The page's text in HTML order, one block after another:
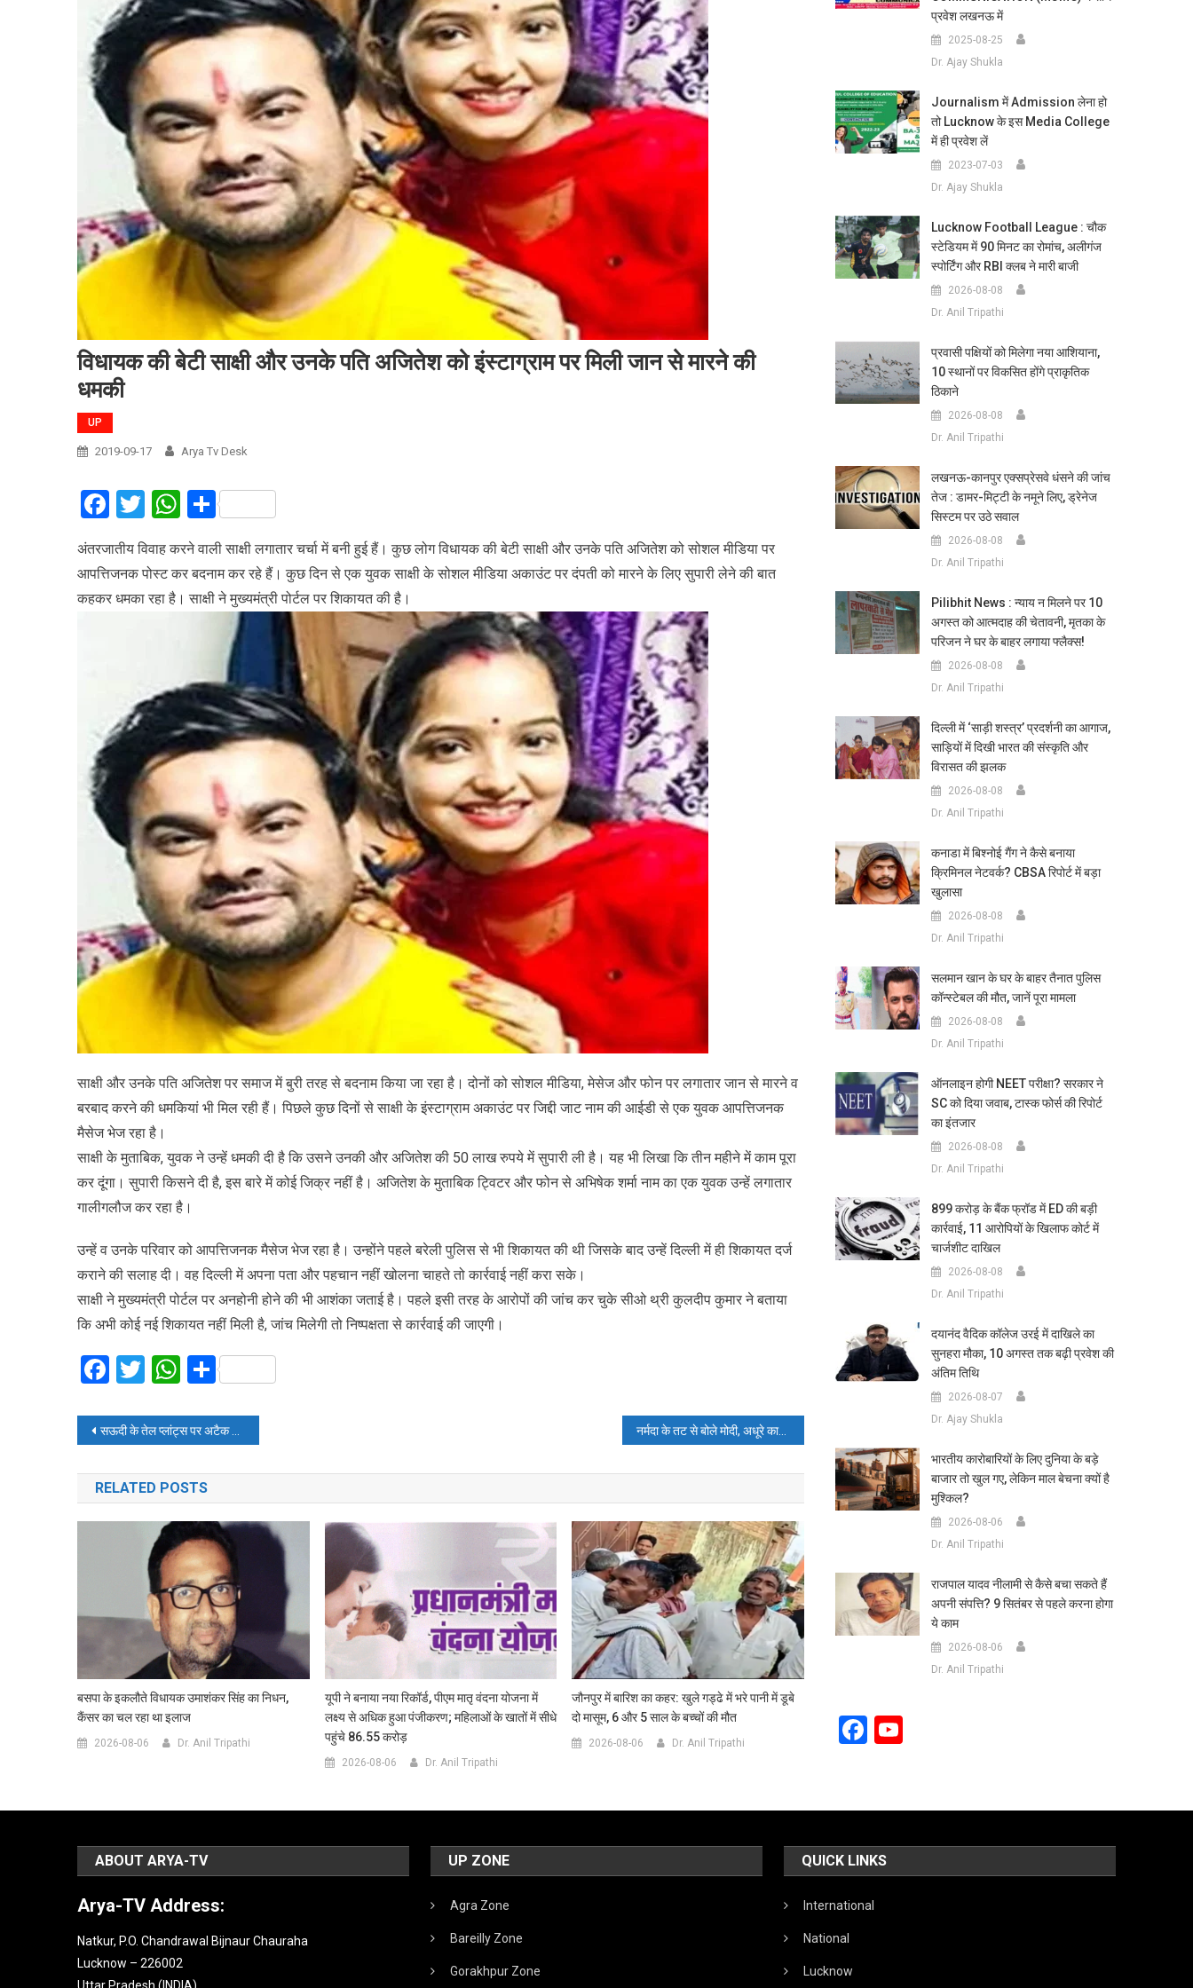
विधायक की बेटी साक्षी और उनके पति अजितेश को इंस्टाग्राम पर मिली जान से मारने की
धमकी
UP
2019-09-17 Arya Tv Desk
Facebook
TwitterWhatsApp
Share
अंतरजातीय विवाह करने वाली साक्षी लगातार चर्चा में बनी हुई हैं। कुछ लोग विधायक की बेटी साक्षी और उनके पति अजितेश को सोशल मीडिया पर
आपत्तिजनक पोस्ट कर बदनाम कर रहे हैं। कुछ दिन से एक युवक साक्षी के सोशल मीडिया अकाउंट पर दंपती को मारने के लिए सुपारी लेने की बात
कहकर धमका रहा है। साक्षी ने मुख्यमंत्री पोर्टल पर शिकायत की है।
साक्षी और उनके पति अजितेश पर समाज में बुरी तरह से बदनाम किया जा रहा है। दोनों को सोशल मीडिया, मेसेज और फोन पर लगातार जान से मारने व
बरबाद करने की धमकियां भी मिल रही हैं। पिछले कुछ दिनों से साक्षी के इंस्टाग्राम अकाउंट पर जिद्दी जाट नाम की आईडी से एक युवक आपत्तिजनक
मैसेज भेज रहा है।
साक्षी के मुताबिक, युवक ने उन्हें धमकी दी है कि उसने उनकी और अजितेश की 50 लाख रुपये में सुपारी ली है। यह भी लिखा कि तीन महीने में काम पूरा
कर दूंगा। सुपारी किसने दी है, इस बारे में कोई जिक्र नहीं है। अजितेश के मुताबिक ट्विटर और फोन से अभिषेक शर्मा नाम का एक युवक उन्हें लगातार
गालीगलौज कर रहा है।
उन्हें व उनके परिवार को आपत्तिजनक मैसेज भेज रहा है। उन्होंने पहले बरेली पुलिस से भी शिकायत की थी जिसके बाद उन्हें दिल्ली में ही शिकायत दर्ज
कराने की सलाह दी। वह दिल्ली में अपना पता और पहचान नहीं खोलना चाहते तो कार्रवाई नहीं करा सके।
साक्षी ने मुख्यमंत्री पोर्टल पर अनहोनी होने की भी आशंका जताई है। पहले इसी तरह के आरोपों की जांच कर चुके सीओ थ्री कुलदीप कुमार ने बताया
कि अभी कोई नई शिकायत नहीं मिली है, जांच मिलेगी तो निष्पक्षता से कार्रवाई की जाएगी।
Facebook
TwitterWhatsApp
Share
Post
navigation
सऊदी के तेल प्लांट्स पर अटैक से भारत पर होंगे ये पांच बड़े असर नर्मदा के तट से बोले मोदी, अधूरे कामों को पूरा कर रहा हिंदुस्तान
RELATED POSTS
बसपा के इकलौते विधायक उमाशंकर सिंह का निधन,
कैंसर का चल रहा था इलाज
2026-08-06 Dr. Anil Tripathi
यूपी ने बनाया नया रिकॉर्ड, पीएम मातृ वंदना योजना में
लक्ष्य से अधिक हुआ पंजीकरण; महिलाओं के खातों में सीधे
पहुंचे 86.55 करोड़
2026-08-06 Dr. Anil Tripathi
जौनपुर में बारिश का कहर: खुले गड्ढे में भरे पानी में डूबे
दो मासूम, 6 और 5 साल के बच्चों की मौत
2026-08-06 Dr. Anil Tripathi
प्रवेश लखनऊ में
2025-08-25
Dr. Ajay Shukla
Journalism में Admission लेना हो
तो Lucknow के इस Media College
में ही प्रवेश लें
2023-07-03
Dr. Ajay Shukla
Lucknow Football League : चौक
स्टेडियम में 90 मिनट का रोमांच, अलीगंज
स्पोर्टिंग और RBI क्लब ने मारी बाजी
2026-08-08
Dr. Anil Tripathi
प्रवासी पक्षियों को मिलेगा नया आशियाना,
10 स्थानों पर विकसित होंगे प्राकृतिक
ठिकाने
2026-08-08
Dr. Anil Tripathi
लखनऊ-कानपुर एक्सप्रेसवे धंसने की जांच
तेज : डामर-मिट्टी के नमूने लिए, ड्रेनेज
सिस्टम पर उठे सवाल
2026-08-08
Dr. Anil Tripathi
Pilibhit News : न्याय न मिलने पर 10
अगस्त को आत्मदाह की चेतावनी, मृतका के
परिजन ने घर के बाहर लगाया फ्लैक्स!
2026-08-08
Dr. Anil Tripathi
दिल्ली में ‘साड़ी शस्त्र’ प्रदर्शनी का आगाज,
साड़ियों में दिखी भारत की संस्कृति और
विरासत की झलक
2026-08-08
Dr. Anil Tripathi
कनाडा में बिश्नोई गैंग ने कैसे बनाया
क्रिमिनल नेटवर्क? CBSA रिपोर्ट में बड़ा
खुलासा
2026-08-08
Dr. Anil Tripathi
सलमान खान के घर के बाहर तैनात पुलिस
कॉन्स्टेबल की मौत, जानें पूरा मामला
2026-08-08
Dr. Anil Tripathi
ऑनलाइन होगी NEET परीक्षा? सरकार ने
SC को दिया जवाब, टास्क फोर्स की रिपोर्ट
का इंतजार
2026-08-08
Dr. Anil Tripathi
899 करोड़ के बैंक फ्रॉड में ED की बड़ी
कार्रवाई, 11 आरोपियों के खिलाफ कोर्ट में
चार्जशीट दाखिल
2026-08-08
Dr. Anil Tripathi
दयानंद वैदिक कॉलेज उरई में दाखिले का
सुनहरा मौका, 10 अगस्त तक बढ़ी प्रवेश की
अंतिम तिथि
2026-08-07
Dr. Ajay Shukla
भारतीय कारोबारियों के लिए दुनिया के बड़े
बाजार तो खुल गए, लेकिन माल बेचना क्यों है
मुश्किल?
2026-08-06
Dr. Anil Tripathi
राजपाल यादव नीलामी से कैसे बचा सकते हैं
अपनी संपत्ति? 9 सितंबर से पहले करना होगा
ये काम
2026-08-06
Dr. Anil Tripathi
Facebook
ABOUT ARYA-TV
Arya-TV Address:
Natkur, P.O. Chandrawal Bijnaur Chauraha
Lucknow – 226002
UP ZONE
Agra Zone
Bareilly Zone
Gorakhpur Zone
QUICK LINKS
International
National
Lucknow